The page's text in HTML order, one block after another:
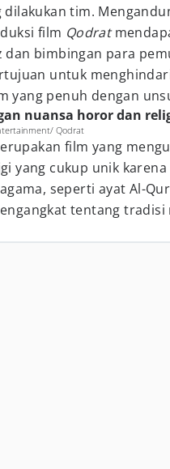
dilakukan tim.
film Qodrat
dan bimbingan para
untuk
yang penuh dengan
nuansa horor dan
Qodrat
film yang
yang cukup unik
seperti ayat Al-
tentang tradisi